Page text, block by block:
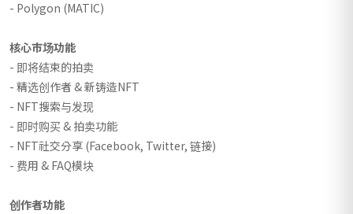
- Polygon (MATIC)
核心市场功能
- 即将结束的拍卖
- 精选创作者 & 新铸造NFT
- NFT搜索与发现
- 即时购买 & 拍卖功能
- NFT社交分享 (Facebook, Twitter, 链接)
- 费用 & FAQ模块
创作者功能